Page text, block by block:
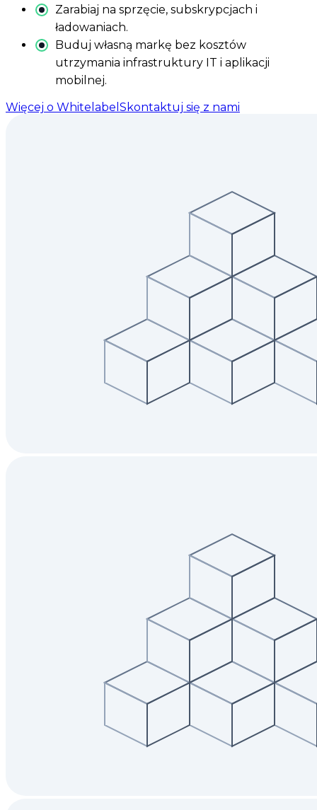
Zarabiaj na sprzęcie, subskrypcjach i
ładowaniach.
Buduj własną markę bez kosztów
utrzymania infrastruktury IT i aplikacji
mobilnej.
Więcej o Whitelabel Skontaktuj się z nami